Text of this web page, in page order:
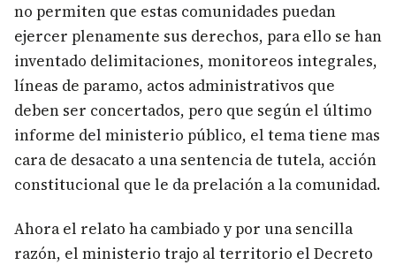
no permiten que estas comunidades puedan
ejercer plenamente sus derechos, para ello se han
inventado delimitaciones, monitoreos integrales,
líneas de paramo, actos administrativos que
deben ser concertados, pero que según el último
informe del ministerio público, el tema tiene mas
cara de desacato a una sentencia de tutela, acción
constitucional que le da prelación a la comunidad.
Ahora el relato ha cambiado y por una sencilla
razón, el ministerio trajo al territorio el Decreto